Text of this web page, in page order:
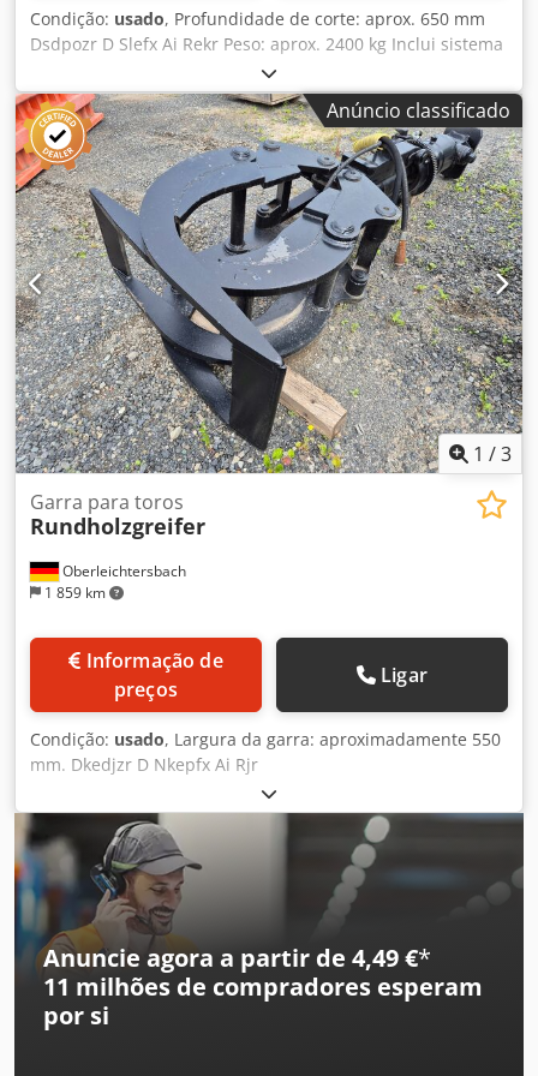
Condição: usado, Profundidade de corte: aprox. 650 mm
Dsdpozr D Slefx Ai Rekr Peso: aprox. 2400 kg Inclui sistema
Anúncio classificado
1 /3
Oberleichtersbach
1 859 km
Garra para toros
Rundholzgreifer
preços
Ligar
Condição: usado, Largura da garra: aproximadamente 550
mm. Dkedjzr D Nkepfx Ai Rjr
Anuncie agora a partir de 4,49 €*
11 milhões de compradores esperam
por si